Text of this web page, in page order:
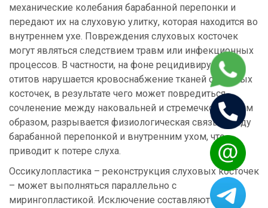
механические колебания барабанной перепонки и
передают их на слуховую улитку, которая находится во
внутреннем ухе. Повреждения слуховых косточек
могут являться следствием травм или инфекционных
процессов. В частности, на фоне рецидивирующих
отитов нарушается кровоснабжение тканей слуховых
косточек, в результате чего может повредиться
сочленение между наковальней и стремечком. Таким
образом, разрывается физиологическая связь между
барабанной перепонкой и внутренним ухом, что
приводит к потере слуха.
Оссикулопластика – реконструкция слуховых косточек
– может выполняться параллельно с
мирингопластикой. Исключение составляют случаи,